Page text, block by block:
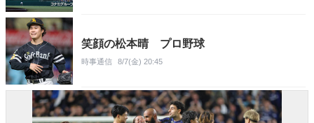
笑顔の松本晴 プロ野球
時事通信 8/7(金) 20:45